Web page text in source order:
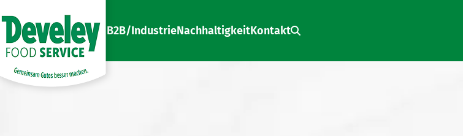
Develey Food Service
Gemeinsam Gutes besser machen
B2B/IndustrieNachhaltigkeitKontaktSearch: